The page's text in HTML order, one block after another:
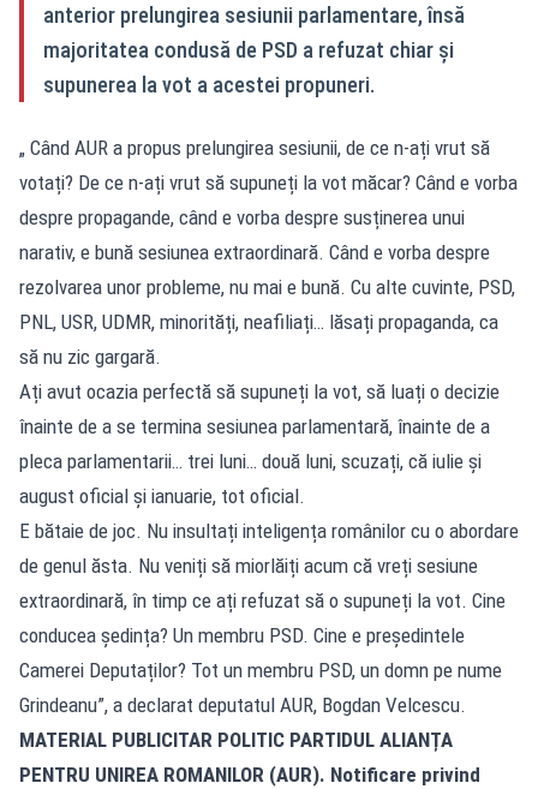
anterior prelungirea sesiunii parlamentare, însă
majoritatea condusă de PSD a refuzat chiar și
supunerea la vot a acestei propuneri.
„ Când AUR a propus prelungirea sesiunii, de ce n-ați vrut să
votați? De ce n-ați vrut să supuneți la vot măcar? Când e vorba
despre propagande, când e vorba despre susținerea unui
narativ, e bună sesiunea extraordinară. Când e vorba despre
rezolvarea unor probleme, nu mai e bună. Cu alte cuvinte, PSD,
PNL, USR, UDMR, minorități, neafiliați… lăsați propaganda, ca
să nu zic gargară.
Ați avut ocazia perfectă să supuneți la vot, să luați o decizie
înainte de a se termina sesiunea parlamentară, înainte de a
pleca parlamentarii… trei luni… două luni, scuzați, că iulie și
august oficial și ianuarie, tot oficial.
E bătaie de joc. Nu insultați inteligența românilor cu o abordare
de genul ăsta. Nu veniți să miorlăiți acum că vreți sesiune
extraordinară, în timp ce ați refuzat să o supuneți la vot. Cine
conducea ședința? Un membru PSD. Cine e președintele
Camerei Deputaților? Tot un membru PSD, un domn pe nume
Grindeanu”, a declarat deputatul AUR, Bogdan Velcescu.
MATERIAL PUBLICITAR POLITIC PARTIDUL ALIANȚA
PENTRU UNIREA ROMANILOR (AUR). Notificare privind